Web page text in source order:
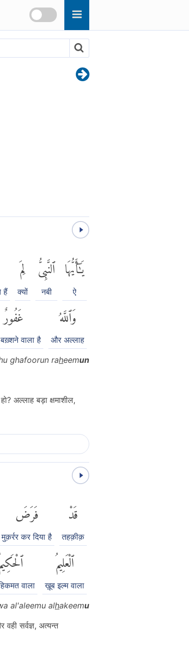
يَٰٓأَيُّهَا
ऐ
ٱلنَّبِىُّ
नबी
لِمَ
क्यों
हैं
وَٱللَّهُ
और अल्लाह
غَفُورٌ
वाला है
ghafoorun raheemun
अल्लाह बड़ा क्षमाशील,
قَدْ
तहक़ीक़
فَرَضَ
मुक़र्रर कर दिया है
ٱلْعَلِيمُ
ख़ूब इल्म वाला
वाला
al'aleemu alhakeemu
सर्वज्ञ, अत्यन्त